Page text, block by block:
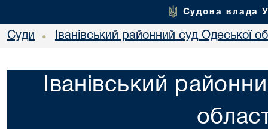
Судова влада
Суди • Іванівський районний суд Одеської
Іванівський